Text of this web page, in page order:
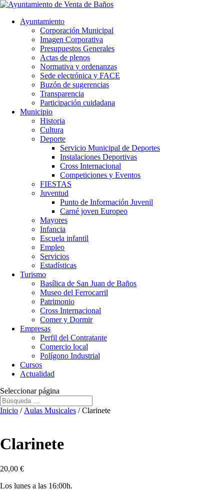
Ayuntamiento
Corporación Municipal
Imagen Corporativa
Presupuestos Generales
Actas de plenos
Normativa y ordenanzas
Sede electrónica y FACE
Buzón de sugerencias
Transparencia
Participación cuidadana
Municipio
Historia
Cultura
Deporte
Servicio Municipal de Deportes
Instalaciones Deportivas
Cross Internacional
Competiciones y Eventos
FIESTAS
Juventud
Punto de Información Juvenil
Carné joven Europeo
Mayores
Infancia
Escuela infantil
Empleo
Servicios
Estadísticas
Turismo
Basílica de San Juan de Baños
Museo del Ferrocarril
Patrimonio
Cross Internacional
Comer y Dormir
Empresas
Perfil del Contratante
Comercio local
Polígono Industrial
Cursos
Actualidad
Seleccionar página
Inicio / Aulas Musicales / Clarinete
Clarinete
20,00 €
Los lunes a las 16:00h.